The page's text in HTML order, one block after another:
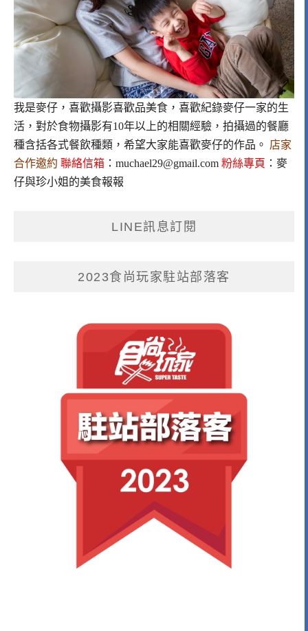
我是麥仔，喜歡攝影喜歡品美食，喜歡紀錄麥仔一家的生
活，對於食物攝影有10年以上的相關經驗，拍攝過的餐廳
種含括各式餐飲種類，希望大家能喜歡麥仔的作品。 店家
合作邀約 聯絡信箱 ： muchael29@gmail.com 粉絲專頁 ： 麥
仔與珍小姐的美食報報
LINE訊息訂閱
2023食尚玩家駐站部落客